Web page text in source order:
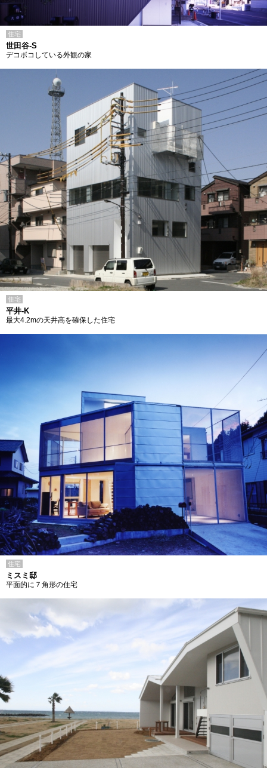
住宅
世田谷-S
デコボコしている外観の家
住宅
平井-K
最大4.2mの天井高を確保した住宅
住宅
ミスミ邸
平面的に７角形の住宅